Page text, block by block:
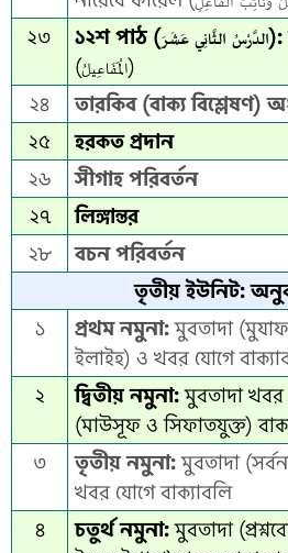
২৩
১২শ পাঠ (الدَّرْسُ الثَّانِي عَشَرَ):
(الْمَفَاعِيلُ)
২৪
তারকিব (বাক্য বিশ্লেষণ)
২৫
হরকত প্রদান
২৬
সীগাহ পরিবর্তন
২৭
লিঙ্গান্তর
২৮
বচন পরিবর্তন
তৃতীয় ইউনিট:
১
প্রথম নমুনা:মুবতাদা
ইলাইহ) ও খবর যোগে
২
দ্বিতীয় নমুনা:মুবতাদা খবর
(মাউসূফ ও সিফাতযুক্ত)
৩
তৃতীয় নমুনা:মুবতাদা
খবর যোগে বাক্যাবলি
৪
চতুর্থ নমুনা:মুবতাদা